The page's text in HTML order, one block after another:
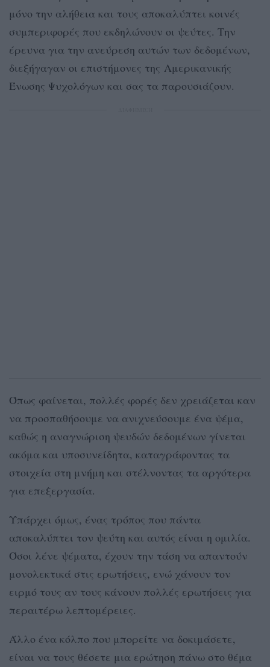
μόνο την αλήθεια και τους αποκαλύπτει κοινές
συμπεριφορές που εκδηλώνουν οι ψεύτες. Την
έρευνα για την ανεύρεση αυτών των δεδομένων,
διεξήγαγαν οι επιστήμονες της Αμερικανικής
Ένωσης Ψυχολόγων και σας τα παρουσιάζουν.
Όπως φαίνεται, πολλές φορές δεν χρειάζεται καν
να προσπαθήσουμε να ανιχνεύσουμε ένα ψέμα,
καθώς η αναγνώριση ψευδών δεδομένων γίνεται
ακόμα και υποσυνείδητα, καταγράφοντας τα
στοιχεία στη μνήμη και στέλνοντας τα αργότερα
για επεξεργασία.
Υπάρχει όμως, ένας τρόπος που πάντα
αποκαλύπτει τον ψεύτη και αυτός είναι η ομιλία.
Όσοι λένε ψέματα, έχουν την τάση να απαντούν
μονολεκτικά στις ερωτήσεις, ενώ χάνουν τον
ειρμό τους αν τους κάνουν πολλές ερωτήσεις για
περαιτέρω λεπτομέρειες.
Άλλο ένα κόλπο που μπορείτε να δοκιμάσετε,
είναι να τους θέσετε μια ερώτηση πάνω στο θέμα